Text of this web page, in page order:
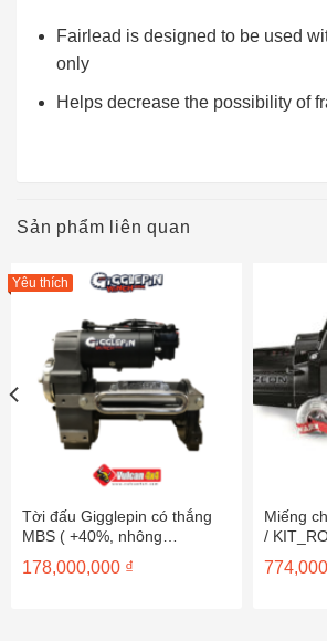
Fairlead is designed to be used
only
Helps decrease the possibility of
Sản phẩm liên quan
Yêu thích
Tời đấu Gigglepin có thắng
MBS ( +40%, nhông
hurricane, motor Bow2 plus,
solenoid Pro150 ) GP100B2+
178,000,000 ₫
Miếng
/
87555
774,000